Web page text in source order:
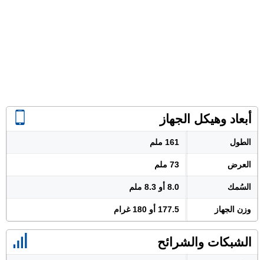
أبعاد وهيكل الجهاز
الطول 161 ملم
العرض 73 ملم
السُمك 8.0 أو 8.3 ملم
وزن الجهاز 177.5 أو 180 غرام
الشبكات والشرائح